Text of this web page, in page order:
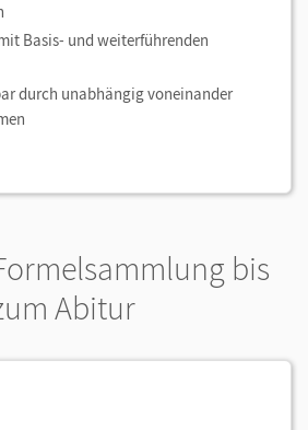
Basis- und weiterführenden
durch unabhängig voneinander
bis
Abitur